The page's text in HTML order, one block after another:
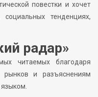
повестки и хочет
тенденциях,
радар»
читаемых благодаря
рынков и разъяснениям